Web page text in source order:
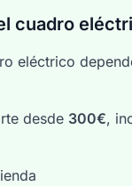
cuadro
eléctrico
desde 300€,